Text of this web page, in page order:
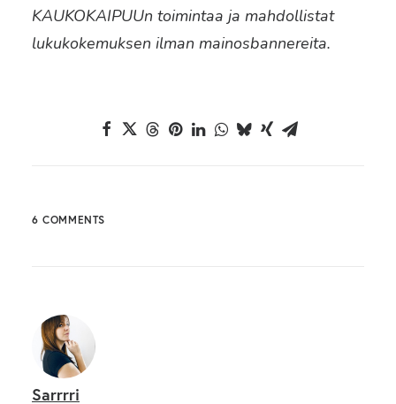
KAUKOKAIPUUn toimintaa ja mahdollistat
lukukokemuksen ilman mainosbannereita.
6 COMMENTS
Sarrrri